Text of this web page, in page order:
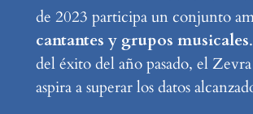
de 2023 participa un conjunto
cantantes y grupos musicales
del éxito del año pasado, el
aspira a superar los datos